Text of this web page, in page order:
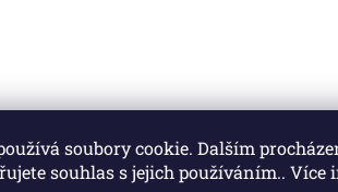
soubory cookie. Dalším
souhlas s jejich používáním.. Více
Stavební pouzdra Interiéry